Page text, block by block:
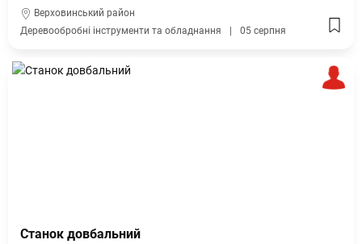
Верховинський район
Деревообробні інструменти та обладнання
05 серпня
Станок довбальний